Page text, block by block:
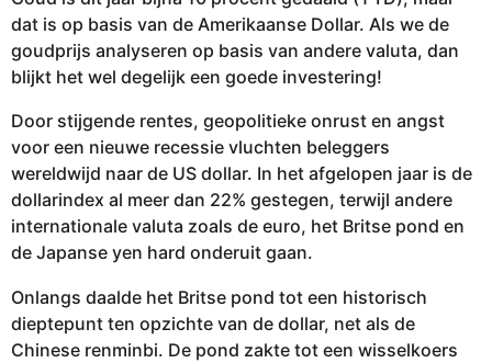
2
2
6
1
0
-
2
0
2
0
2
0
2
dat is op basis van de Amerikaanse Dollar. Als we de
goudprijs analyseren op basis van andere valuta, dan
blijkt het wel degelijk een goede investering!
Door stijgende rentes, geopolitieke onrust en angst
voor een nieuwe recessie vluchten beleggers
wereldwijd naar de US dollar. In het afgelopen jaar is de
dollarindex al meer dan 22% gestegen, terwijl andere
internationale valuta zoals de euro, het Britse pond en
de Japanse yen hard onderuit gaan.
Onlangs daalde het Britse pond tot een historisch
dieptepunt ten opzichte van de dollar, net als de
Chinese renminbi. De pond zakte tot een wisselkoers